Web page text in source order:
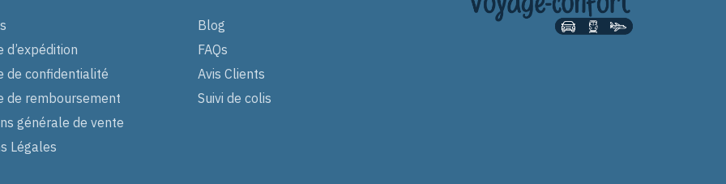
d’expédition
de confidentialité
de remboursement
générale de vente
Légales
Blog
FAQs
Avis Clients
Suivi de colis